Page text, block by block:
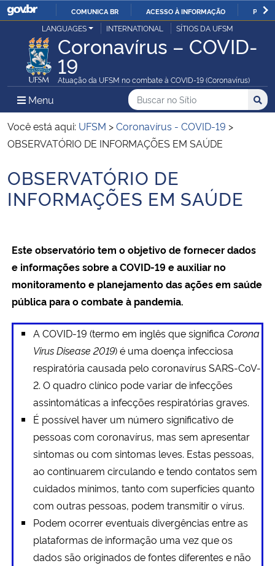
IR
PARA
CONTEÚDO
COMUNICA BR ACESSO À INFORMAÇÃO
Ministério da Justiça e Segurança Pública
Ministério da Defesa
Ministério das Relações Exteriores
Ministério da Infraestrutura
Ministério da Educação
Ministério da Cidadania
Ministério de Minas e Energia
Ministério da Ciência, Tecnologia, Inovações e Comunicações
Ministério do Meio Ambiente
Ministério do Turismo
Controladoria-Geral da União
Ministério da Mulher, da Família e dos Direitos Humanos
LANGUAGES INTERNATIONAL SÍTIOS DA UFSM
Coronavírus – COVID-
19
Atuação da UFSM no combate à COVID-19 (Coronavírus)
Menu Menu Principal do Sítio
Busca
Buscar no no Sítio
Busca:
Você está aqui: UFSM >Coronavírus - COVID-19 >
OBSERVATÓRIO DE INFORMAÇÕES EM SAÚDE
Início do conteúdo
OBSERVATÓRIO DE
INFORMAÇÕES EM SAÚDE
Este observatório tem o objetivo de fornecer dados
e informações sobre a COVID-19 e auxiliar no
monitoramento e planejamento das ações em saúde
pública para o combate à pandemia.
A COVID-19 (termo em inglês que significa Corona
Virus Disease 2019) é uma doença infecciosa
respiratória causada pelo coronavírus SARS-CoV-
2. O quadro clínico pode variar de infecções
assintomáticas a infecções respiratórias graves.
É possível haver um número significativo de
pessoas com coronavírus, mas sem apresentar
sintomas ou com sintomas leves. Estas pessoas,
ao continuarem circulando e tendo contatos sem
cuidados mínimos, tanto com superfícies quanto
com outras pessoas, podem transmitir o vírus.
Podem ocorrer eventuais divergências entre as
plataformas de informação uma vez que os
dados são originados de fontes diferentes e não